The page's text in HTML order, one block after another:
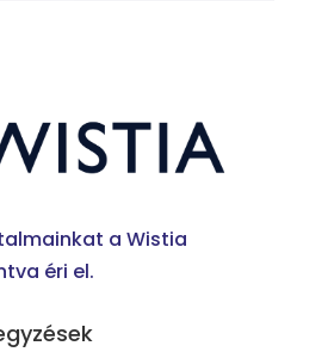
a Wistia
éri el.